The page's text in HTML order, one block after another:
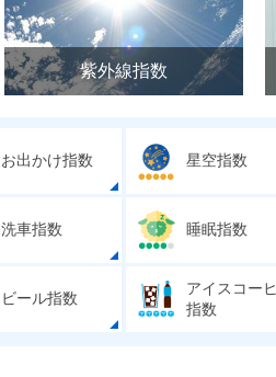
紫外線指数
お出かけ指数 星空指数
洗車指数 睡眠指数
ビール指数
アイスコー
指数